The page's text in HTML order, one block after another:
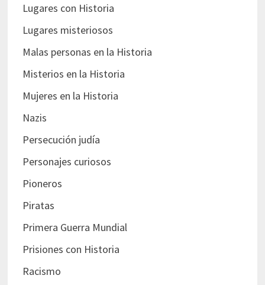
Lugares con Historia
Lugares misteriosos
Malas personas en la Historia
Misterios en la Historia
Mujeres en la Historia
Nazis
Persecución judía
Personajes curiosos
Pioneros
Piratas
Primera Guerra Mundial
Prisiones con Historia
Racismo